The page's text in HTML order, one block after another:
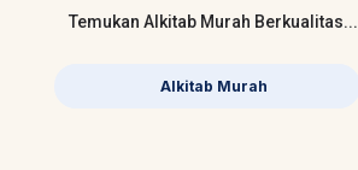
Temukan Alkitab Murah Berkualitas...
Alkitab Murah